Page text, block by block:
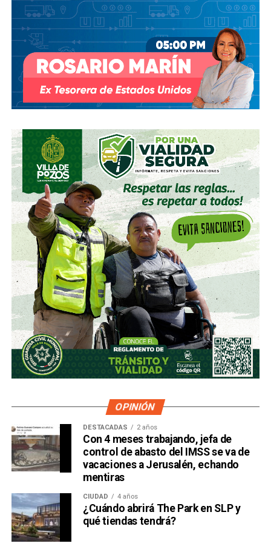
trámite documentado; y desde 2025, la Comisión Nacional
del Agua asegura estar “evaluando” el retiro de la
concesión, hasta el momento, sin resolución.
También lee:Diputada pide poner un alto a la empresa de
El Realito
OPINIÓN
DESTACADAS 2 años
Con 4 meses trabajando, jefa de
control de abasto del IMSS se va de
vacaciones a Jerusalén, echando
mentiras
CIUDAD 4 años
¿Cuándo abrirá The Park en SLP y
qué tiendas tendrá?